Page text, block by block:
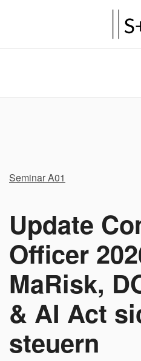
Seminar A01
Update
Officer
MaRisk,
& AI Act
steuern